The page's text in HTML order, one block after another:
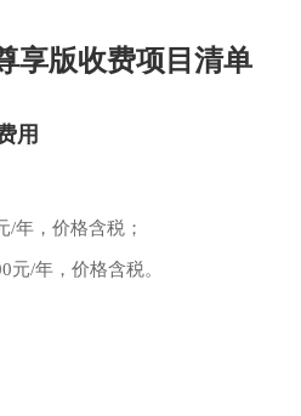
享版收费项目清单
用
/年，价格含税；
元/年，价格含税。